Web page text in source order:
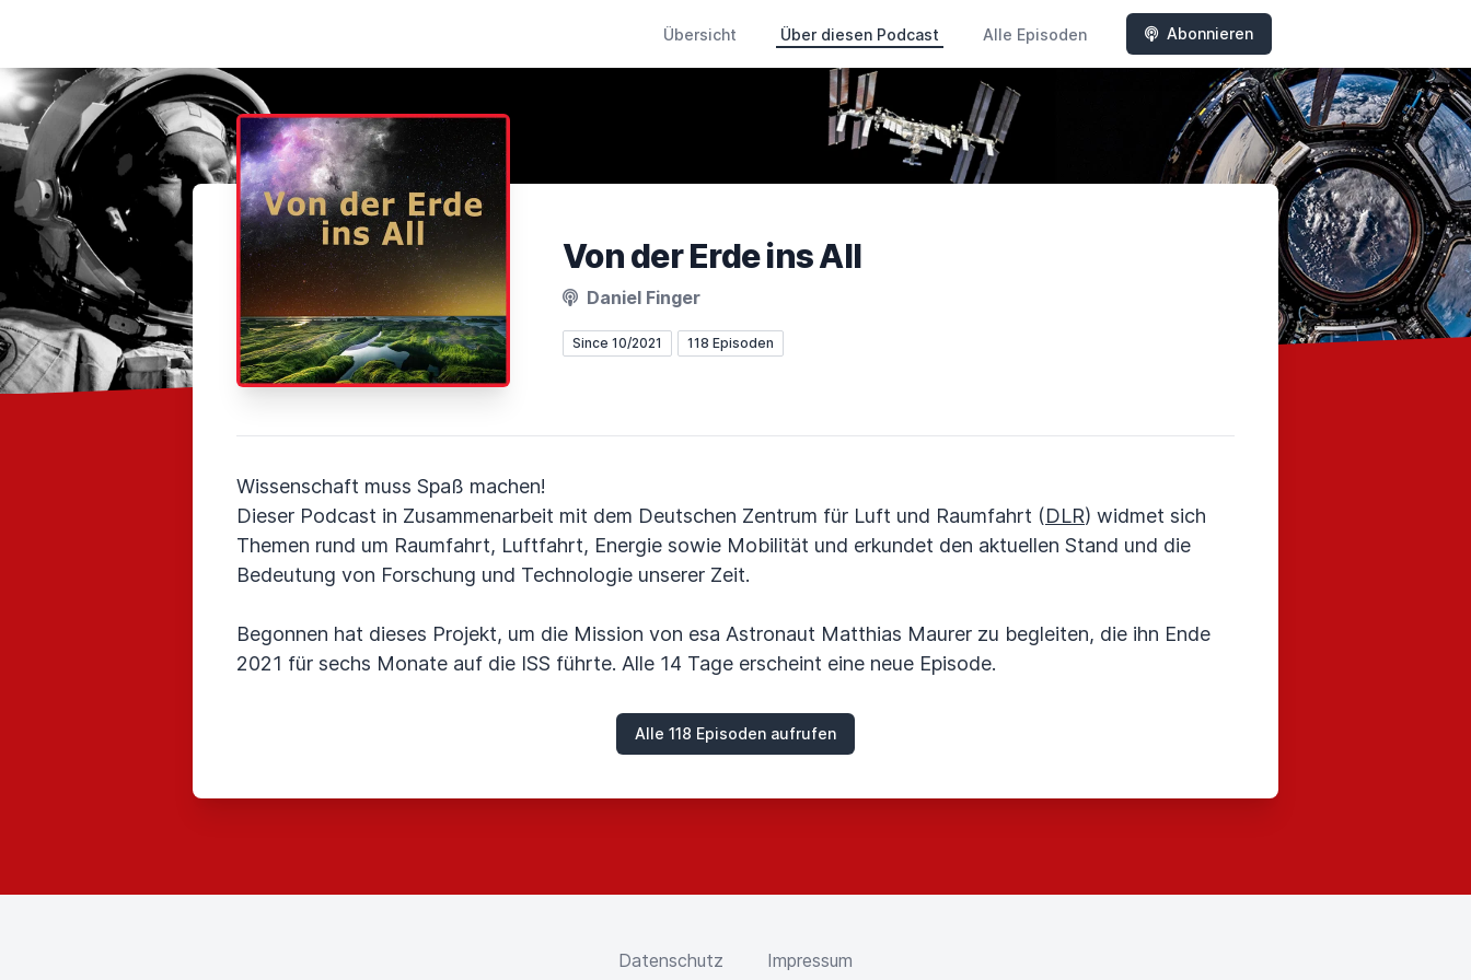
Übersicht Über diesen Podcast Alle Episoden Abonnieren
Von der Erde ins All
Daniel Finger
Since 10/2021 118 Episoden
Wissenschaft muss Spaß machen!
Dieser Podcast in Zusammenarbeit mit dem Deutschen Zentrum für Luft und Raumfahrt (DLR) widmet sich
Themen rund um Raumfahrt, Luftfahrt, Energie sowie Mobilität und erkundet den aktuellen Stand und die
Bedeutung von Forschung und Technologie unserer Zeit.
Begonnen hat dieses Projekt, um die Mission von esa Astronaut Matthias Maurer zu begleiten, die ihn Ende
2021 für sechs Monate auf die ISS führte. Alle 14 Tage erscheint eine neue Episode.
Alle 118 Episoden aufrufen
Datenschutz Impressum